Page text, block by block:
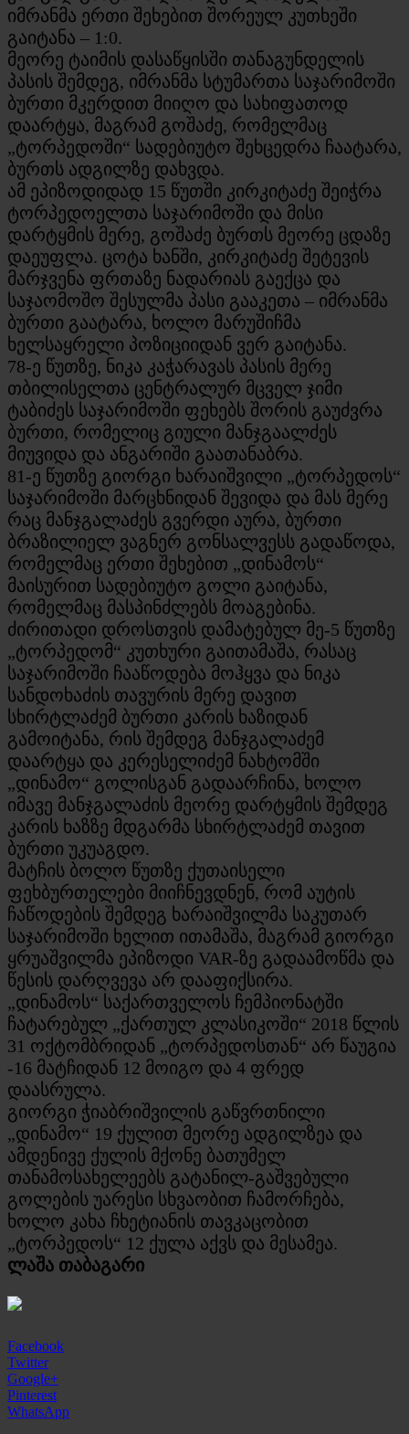
იმრანმა ერთი შეხებით შორეულ კუთხეში
გაიტანა – 1:0.
მეორე ტაიმის დასაწყისში თანაგუნდელის
პასის შემდეგ, იმრანმა სტუმართა საჯარიმოში
ბურთი მკერდით მიიღო და სახიფათოდ
დაარტყა, მაგრამ გოშაძე, რომელმაც
„ტორპედოში“ სადებიუტო შეხცედრა ჩაატარა,
ბურთს ადგილზე დახვდა.
ამ ეპიზოდიდად 15 წუთში კირკიტაძე შეიჭრა
ტორპედოელთა საჯარიმოში და მისი
დარტყმის მერე, გოშაძე ბურთს მეორე ცდაზე
დაეუფლა. ცოტა ხანში, კირკიტაძე შეტევის
მარჯვენა ფრთაზე ნადარიას გაექცა და
საჯაომოშო შესულმა პასი გააკეთა – იმრანმა
ბურთი გაატარა, ხოლო მარუშიჩმა
ხელსაყრელი პოზიციიდან ვერ გაიტანა.
78-ე წუთზე, ნიკა კაჭარავას პასის მერე
თბილისელთა ცენტრალურ მცველ ჯიმი
ტაბიძეს საჯარიმოში ფეხებს შორის გაუძვრა
ბურთი, რომელიც გიული მანჯგაალძეს
მიუვიდა და ანგარიში გაათანაბრა.
81-ე წუთზე გიორგი ხარაიშვილი „ტორპედოს“
საჯარიმოში მარცხნიდან შევიდა და მას მერე
რაც მანჯგალაძეს გვერდი აურა, ბურთი
ბრაზილიელ ვაგნერ გონსალვესს გადაწოდა,
რომელმაც ერთი შეხებით „დინამოს“
მაისურით სადებიუტო გოლი გაიტანა,
რომელმაც მასპინძლებს მოაგებინა.
ძირითადი დროსთვის დამატებულ მე-5 წუთზე
„ტორპედომ“ კუთხური გაითამაშა, რასაც
საჯარიმოში ჩააწოდება მოჰყვა და ნიკა
სანდოხაძის თავურის მერე დავით
სხირტლაძემ ბურთი კარის ხაზიდან
გამოიტანა, რის შემდეგ მანჯგალაძემ
დაარტყა და კერესელიძემ ნახტომში
„დინამო“ გოლისგან გადაარჩინა, ხოლო
იმავე მანჯგალაძის მეორე დარტყმის შემდეგ
კარის ხაზზე მდგარმა სხირტლაძემ თავით
ბურთი უკუაგდო.
მატჩის ბოლო წუთზე ქუთაისელი
ფეხბურთელები მიიჩნევდნენ, რომ აუტის
ჩაწოდების შემდეგ ხარაიშვილმა საკუთარ
საჯარიმოში ხელით ითამაშა, მაგრამ გიორგი
ყრუაშვილმა ეპიზოდი VAR-ზე გადაამოწმა და
წესის დარღვევა არ დააფიქსირა.
„დინამოს“ საქართველოს ჩემპიონატში
ჩატარებულ „ქართულ კლასიკოში“ 2018 წლის
31 ოქტომბრიდან „ტორპედოსთან“ არ წაუგია
-16 მატჩიდან 12 მოიგო და 4 ფრედ
დაასრულა.
გიორგი ჭიაბრიშვილის გაწვრთნილი
„დინამო“ 19 ქულით მეორე ადგილზეა და
ამდენივე ქულის მქონე ბათუმელ
თანამოსახელეებს გატანილ-გაშვებული
გოლების უარესი სხვაობით ჩამორჩება,
ხოლო კახა ჩხეტიანის თავკაცობით
„ტორპედოს“ 12 ქულა აქვს და მესამეა.
ლაშა თაბაგარი
Facebook
Twitter
Google+
Pinterest
WhatsApp